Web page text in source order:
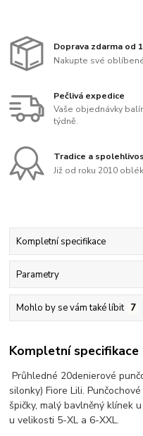
Doprava zdarma od
Nakupte své
Pečlivá expedice
Vaše objednávky
týdně.
Tradice a
Již od roku 2010
Kompletní specifikace
Parametry
Mohlo by se vám také líbit 7
Kompletní specifikace
Průhledné 20denierové
silonky) Fiore Lili.
špičky, malý bavlněný klínek
u velikosti 5-XL a 6-XXL.